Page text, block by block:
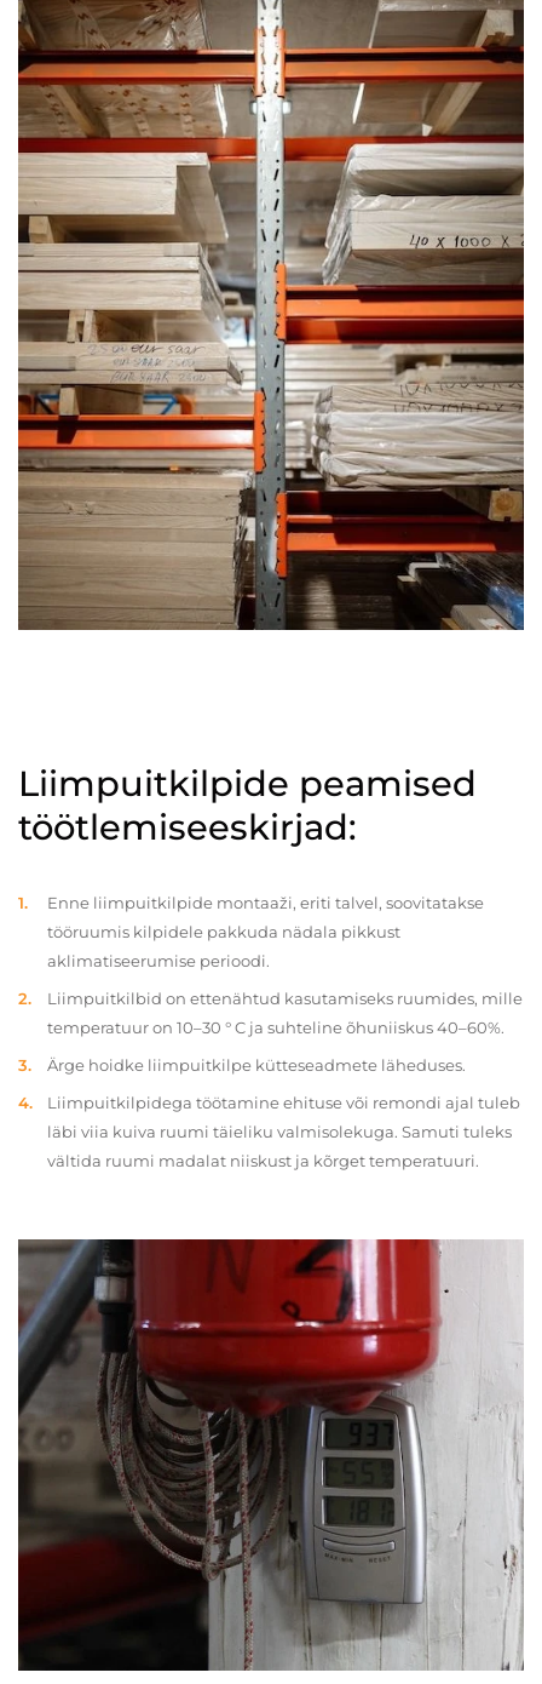
Liimpuitkilpide peamised
töötlemiseeskirjad:
Enne liimpuitkilpide montaaži, eriti talvel, soovitatakse
tööruumis kilpidele pakkuda nädala pikkust
aklimatiseerumise perioodi.
Liimpuitkilbid on ettenähtud kasutamiseks ruumides, mille
temperatuur on 10–30 ° C ja suhteline õhuniiskus 40–60%.
Ärge hoidke liimpuitkilpe kütteseadmete läheduses.
Liimpuitkilpidega töötamine ehituse või remondi ajal tuleb
läbi viia kuiva ruumi täieliku valmisolekuga. Samuti tuleks
vältida ruumi madalat niiskust ja kõrget temperatuuri.